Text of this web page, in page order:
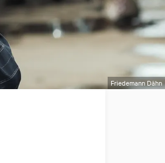
Friedemann Dähn